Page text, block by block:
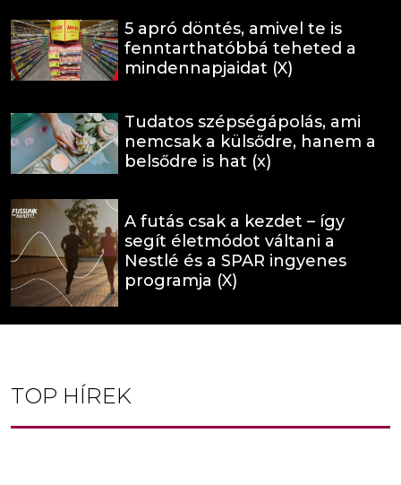
5 apró döntés, amivel te is
fenntarthatóbbá teheted a
mindennapjaidat (X)
Tudatos szépségápolás, ami
nemcsak a külsődre, hanem a
belsődre is hat (x)
A futás csak a kezdet – így
segít életmódot váltani a
Nestlé és a SPAR ingyenes
programja (X)
TOP HÍREK